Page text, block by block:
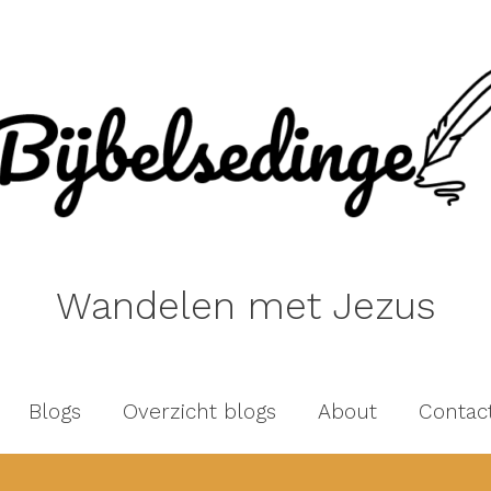
Wandelen met Jezus
Blogs Overzicht blogs About